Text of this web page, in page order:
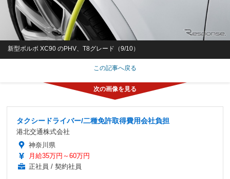
新型ボルボ XC90 のPHV、T8グレード（9/10）
この記事へ戻る
タクシードライバー/二種免許取得費用会社負担
港北交通株式会社
神奈川県
月給35万円～60万円
正社員 / 契約社員